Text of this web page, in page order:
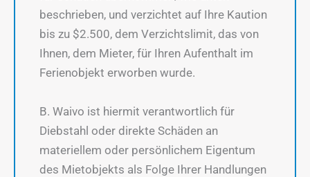
beschrieben, und verzichtet auf Ihre Kaution
bis zu $2.500, dem Verzichtslimit, das von
Ihnen, dem Mieter, für Ihren Aufenthalt im
Ferienobjekt erworben wurde.
B. Waivo ist hiermit verantwortlich für
Diebstahl oder direkte Schäden an
materiellem oder persönlichem Eigentum
des Mietobjekts als Folge Ihrer Handlungen